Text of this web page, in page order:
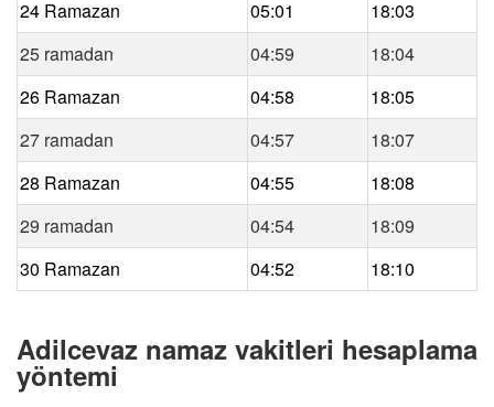
24 Ramazan
05:01
18:03
25 ramadan
04:59
18:04
26 Ramazan
04:58
18:05
27 ramadan
04:57
18:07
28 Ramazan
04:55
18:08
29 ramadan
04:54
18:09
30 Ramazan
04:52 18:10
Adilcevaz namaz vakitleri hesaplama
yöntemi